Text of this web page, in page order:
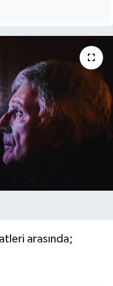
arasında;